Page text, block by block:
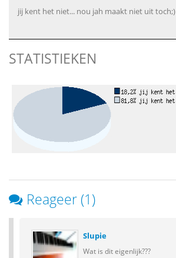
jij kent het niet... nou jah maakt niet uit toch;)
STATISTIEKEN
Reageer (1)
Slupie
Wat is dit eigenlijk???